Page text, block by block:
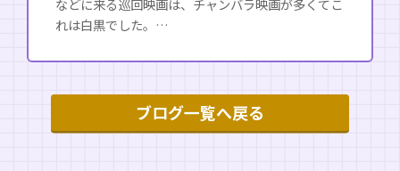
れは白黒でした。…
ブログ一覧へ戻る